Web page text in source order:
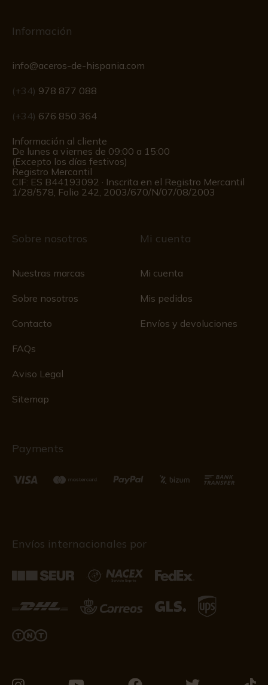
Información
info@aceros-de-hispania.com
(+34) 978 877 088
(+34) 676 850 364
Información al cliente
De lunes a viernes de 09:00 a 15:00
(Excepto los días festivos)
Registro Mercantil
CIF: ES B44193092 · Inscrita en el Registro Mercantil
1/28/578, Folio 242, 2003/670/N/07/08/2003
Sobre nosotros
Nuestras marcas
Sobre nosotros
Contacto
FAQs
Aviso Legal
Sitemap
Mi cuenta
Mi cuenta
Mis pedidos
Envíos y devoluciones
Payments
Envíos internacionales por